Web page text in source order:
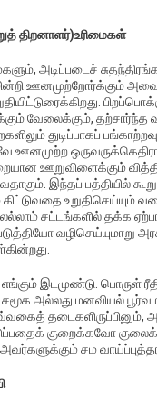
திறனாளர்)உரிமைகள்
அடிப்படைச்
ஊனமுற்றோர்க்கும்
வேலைக்கும், தற்சார்ந்த
துடிப்பாகப்
ஊனமுற்ற
ஊறுவிளைக்கும்
இந்தப் பத்தியில்
உறுதிசெய்யும்
சட்டங்களில் தக்க
வழிசெய்யுமாறு
இடமுண்டு. பொருள்
சமூக அல்லது மனவியல்
குறைக்கவோ
சம